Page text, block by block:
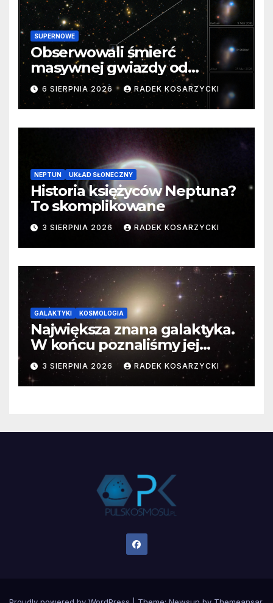
SUPERNOWE
Obserwowali śmierć
masywnej gwiazdy od
samego początku. Niezwykle
cenne dane
6 SIERPNIA 2026 RADEK KOSARZYCKI
NEPTUN UKŁAD SŁONECZNY
Historia księżyców Neptuna?
To skomplikowane
3 SIERPNIA 2026 RADEK KOSARZYCKI
GALAKTYKI KOSMOLOGIA
Największa znana galaktyka.
W końcu poznaliśmy jej
faktyczne wymiary
3 SIERPNIA 2026 RADEK KOSARZYCKI